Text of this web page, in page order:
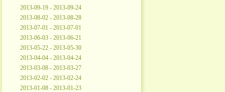
2013-09-19 - 2013-09-24
2013-08-02 - 2013-08-28
2013-07-01 - 2013-07-01
2013-06-03 - 2013-06-21
2013-05-22 - 2013-05-30
2013-04-04 - 2013-04-24
2013-03-08 - 2013-03-27
2013-02-02 - 2013-02-24
2013-01-08 - 2013-01-23